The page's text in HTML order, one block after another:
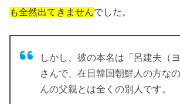
も全然出てきませんでした。
しかし、彼の本名は「呂建夫（
さんで、在日韓国朝鮮人の方なの
んの父親とは全くの別人 です。